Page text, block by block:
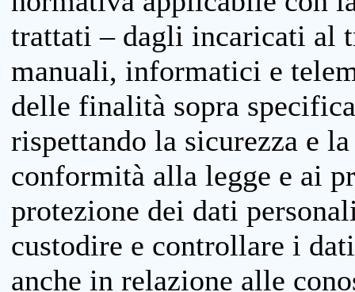
trattati – dagli incaricati al
manuali, informatici e
delle finalità sopra
rispettando la sicurezza e
conformità alla legge e ai
protezione dei dati
custodire e controllare i
anche in relazione alle